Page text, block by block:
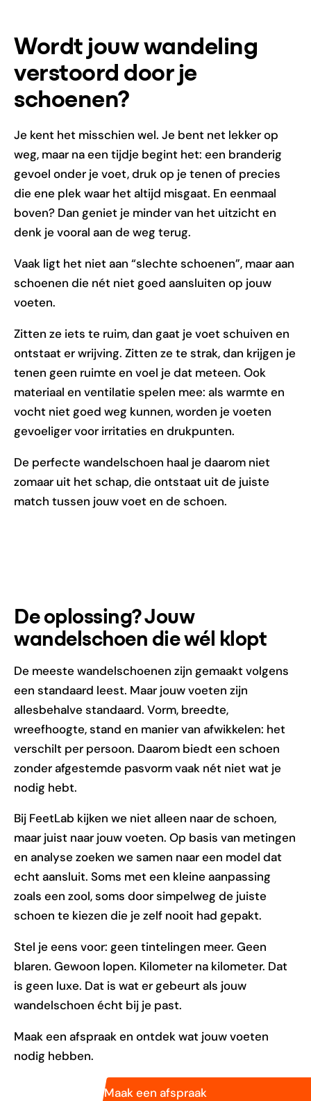
Wordt jouw wandeling
verstoord door je
schoenen?
Je kent het misschien wel. Je bent net lekker op
weg, maar na een tijdje begint het: een branderig
gevoel onder je voet, druk op je tenen of precies
die ene plek waar het altijd misgaat. En eenmaal
boven? Dan geniet je minder van het uitzicht en
denk je vooral aan de weg terug.
Vaak ligt het niet aan “slechte schoenen”, maar aan
schoenen die nét niet goed aansluiten op jouw
voeten.
Zitten ze iets te ruim, dan gaat je voet schuiven en
ontstaat er wrijving. Zitten ze te strak, dan krijgen je
tenen geen ruimte en voel je dat meteen. Ook
materiaal en ventilatie spelen mee: als warmte en
vocht niet goed weg kunnen, worden je voeten
gevoeliger voor irritaties en drukpunten.
De perfecte wandelschoen haal je daarom niet
zomaar uit het schap, die ontstaat uit de juiste
match tussen jouw voet en de schoen.
De oplossing? Jouw
wandelschoen die wél klopt
De meeste wandelschoenen zijn gemaakt volgens
een standaard leest. Maar jouw voeten zijn
allesbehalve standaard. Vorm, breedte,
wreefhoogte, stand en manier van afwikkelen: het
verschilt per persoon. Daarom biedt een schoen
zonder afgestemde pasvorm vaak nét niet wat je
nodig hebt.
Bij FeetLab kijken we niet alleen naar de schoen,
maar juist naar jouw voeten. Op basis van metingen
en analyse zoeken we samen naar een model dat
echt aansluit. Soms met een kleine aanpassing
zoals een zool, soms door simpelweg de juiste
schoen te kiezen die je zelf nooit had gepakt.
Stel je eens voor: geen tintelingen meer. Geen
blaren. Gewoon lopen. Kilometer na kilometer. Dat
is geen luxe. Dat is wat er gebeurt als jouw
wandelschoen écht bij je past.
Maak een afspraak en ontdek wat jouw voeten
nodig hebben.
Maak een afspraak